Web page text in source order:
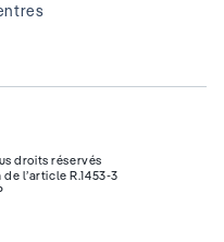
droits réservés
l’article R.1453-3